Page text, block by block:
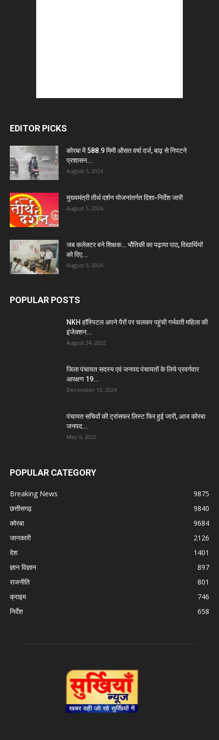
EDITOR PICKS
कोरबा में 588.9 मिमी औसत वर्षा दर्ज, बाढ़ से निपटने
प्रशासन...
August 5, 2026
मुख्यमंत्री तीर्थ दर्शन योजनांतर्गत दिशा-निर्देश जारी
August 5, 2026
जब कलेक्टर बने शिक्षक… भौतिकी का पढ़ाया पाठ, विद्यार्थियों
को दिए...
August 5, 2026
POPULAR POSTS
NKH हॉस्पिटल अपने पैरों पर चलकर पहुंची गर्भवती महिला की
इंजेक्शन...
August 24, 2022
जिला पंचायत सदस्य एवं जनपद पंचायतों के लिये प्रवर्गवार
आरक्षण 19...
December 13, 2024
पंचायत सचिवों की ट्रांसफर लिस्ट फिर हुई जारी, आज कोरबा
जनपद...
May 6, 2022
POPULAR CATEGORY
Breaking News
9875
छत्तीसगढ़
9840
कोरबा
9684
जानकारी
2126
देश
1401
ज्ञान विज्ञान
897
राजनीति
801
क्राइम
746
निर्देश
658